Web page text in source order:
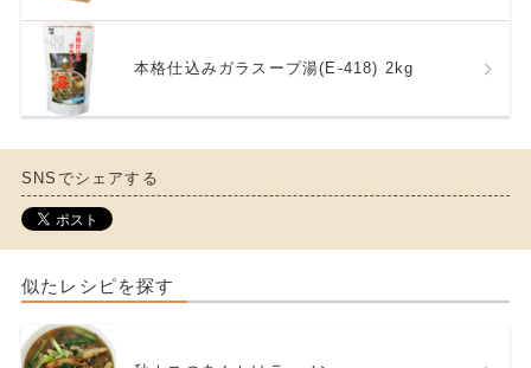
本格仕込みガラスープ湯(E-418) 2kg
SNSでシェアする
似たレシピを探す